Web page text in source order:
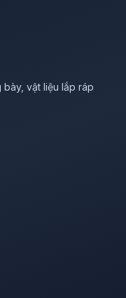
vật liệu lắp ráp